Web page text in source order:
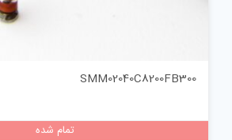
SMM02040C8200FB300
تمام شده